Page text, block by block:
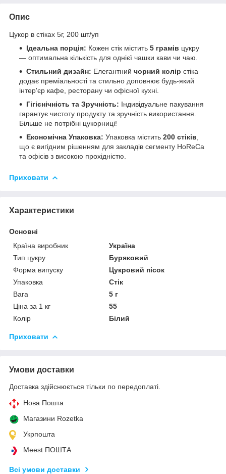
Опис
Цукор в стіках 5г, 200 шт/уп
Ідеальна порція: Кожен стік містить 5 грамів цукру
— оптимальна кількість для однієї чашки кави чи чаю.
Стильний дизайн: Елегантний чорний колір стіка
додає преміальності та стильно доповнює будь-який
інтер'єр кафе, ресторану чи офісної кухні.
Гігієнічність та Зручність: Індивідуальне пакування
гарантує чистоту продукту та зручність використання.
Більше не потрібні цукорниці!
Економічна Упаковка: Упаковка містить 200 стіків
що є вигідним рішенням для закладів сегменту HoReCa
та офісів з високою прохідністю.
Приховати
Характеристики
Основні
Країна виробник
Україна
Тип цукру
Буряковий
Форма випуску
Цукровий пісок
Упаковка
Стік
Вага
5 г
Ціна за 1 кг
55
Колір
Білий
Приховати
Умови доставки
Доставка здійснюється тільки по передоплаті.
Нова Пошта
Магазини Rozetka
Укрпошта
Meest ПОШТА
Всі умови доставки